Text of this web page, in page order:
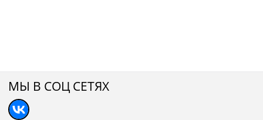
МЫ В СОЦ СЕТЯХ